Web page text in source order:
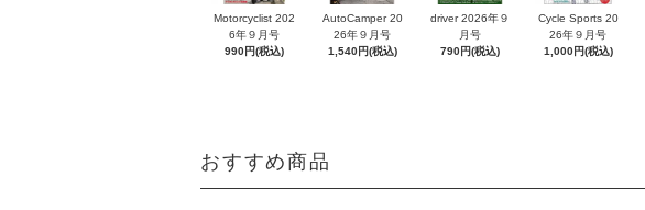
Motorcyclist 202
6年９月号
990円(税込)
AutoCamper 20
26年９月号
1,540円(税込)
driver 2026年９
月号
790円(税込)
Cycle Sports 20
26年９月号
1,000円(税込)
おすすめ商品